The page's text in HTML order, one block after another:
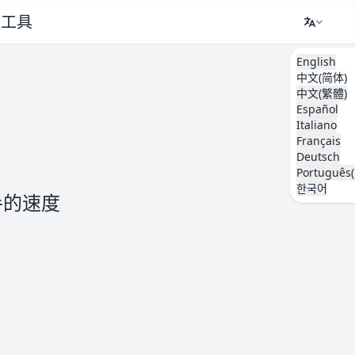
工具
English
中文(简体)
中文(繁體)
Español
Italiano
Français
Deutsch
한국어
速度